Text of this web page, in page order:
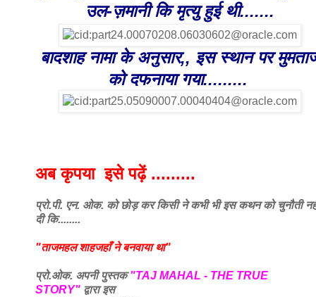
उल-ज़मानी कि मृत्यु हुई थी.......
बादशाह नामा के अनुसार,, इस स्थान पर
को दफनाया गया.........
अब कृपया इसे पढ़ें .........
प्रो.पी. एन. ओक. को छोड़ कर किसी ने कभी भी इस कथन को चुनौती
दी कि........
"ताजमहल शाहजहाँ ने बनवाया था"
प्रो.ओक. अपनी पुस्तक"TAJ MAHAL - THE TRUE
STORY" द्वारा इस